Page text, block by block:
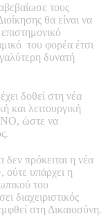
τους
θα είναι να
του φορέα έτσι
δυνατή
δοθεί στη νέα
και λειτουργική
ώστε να
δεν πρόκειται η νέα
ούτε υπάρχει η
του
διαχειριστικός
στη Δικαιοσύνη.